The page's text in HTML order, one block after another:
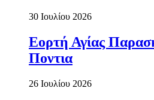
30 Ιουλίου 2026
Εορτή Αγίας
Ποντια
26 Ιουλίου 2026